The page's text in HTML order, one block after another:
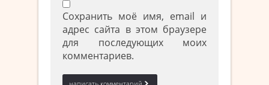
Сохранить моё имя, email и
адрес сайта в этом браузере
для последующих моих
комментариев.